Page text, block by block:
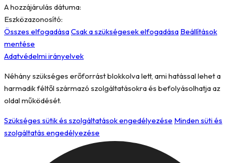
A hozzájárulás dátuma:
Eszközazonosító:
Összes elfogadásaCsak a szükségesek elfogadása Beállítások
mentése
Adatvédelmi irányelvek
Néhány szükséges erőforrást blokkolva lett, ami hatással lehet a
harmadik féltől származó szolgáltatásokra és befolyásolhatja az
oldal működését.
Szükséges sütik és szolgáltatások engedélyezése Minden süti és
szolgáltatás engedélyezése